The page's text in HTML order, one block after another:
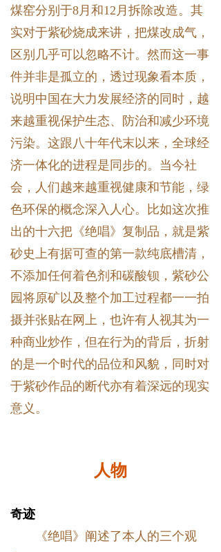
煤窑分别于8月和12月拆除改造。其
实对于紫砂烧成来讲，把煤改成气，
区别几乎可以忽略不计。然而这一事
件并非是孤立的，透过现象看本质，
说明中国在大力发展经济的同时，越
来越重视保护生态、防治和减少环境
污染。这跟八十年代末以来，全球经
济一体化的进程是同步的。当今社
会，人们越来越重视健康和节能，绿
色环保的概念深入人心。比如这次推
出的十六把《绝唱》复制品，就是紫
砂史上有据可查的第一款纯底槽清，
不添加任何着色剂和碳酸钡，紫砂公
园将原矿以及整个加工过程都一一拍
摄并张贴在网上，也许有人视其为一
种商业炒作，但在行为的背后，折射
的是一个时代的品位和风貌，同时对
于紫砂作品的断代亦有着深远的现实
意义。
人物
奇迹
《绝唱》阐述了本人的三个观